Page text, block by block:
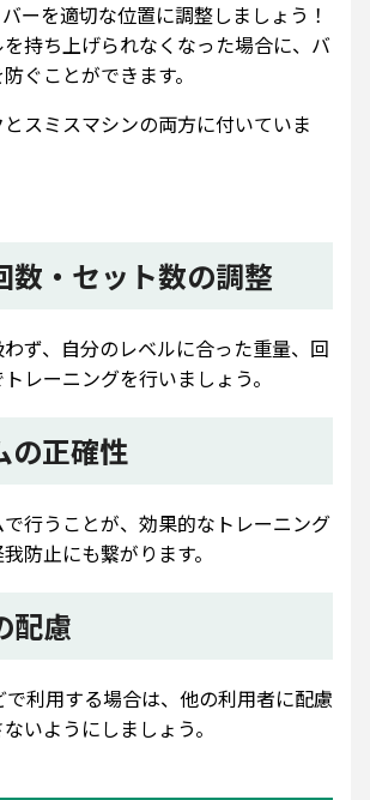
ーを適切な位置に調整しましょう！
持ち上げられなくなった場合に、バ
ぐことができます。
スミスマシンの両方に付いていま
数・セット数の調整
ず、自分のレベルに合った重量、回
レーニングを行いましょう。
の正確性
行うことが、効果的なトレーニング
防止にも繋がります。
配慮
利用する場合は、他の利用者に配慮
いようにしましょう。